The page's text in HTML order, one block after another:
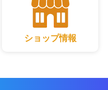
ショップ情報